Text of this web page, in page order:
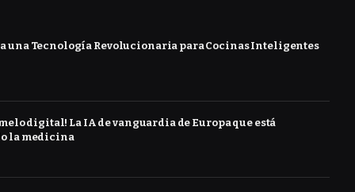
una Tecnología Revolucionaria para Cocinas Inteligentes
digital! La IA de vanguardia de Europa que está
la medicina